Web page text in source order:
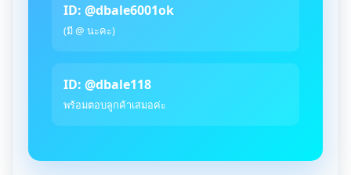
ID: @dbale6001ok
(มี @ นะคะ)
ID: @dbale118
พร้อมตอบลูกค้าเสมอค่ะ